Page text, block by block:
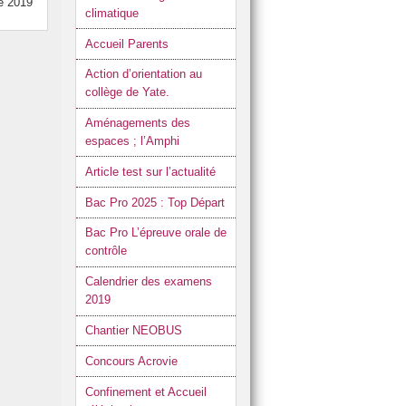
climatique
Accueil Parents
Action d’orientation au
collège de Yate.
Aménagements des
espaces ; l’Amphi
Article test sur l’actualité
Bac Pro 2025 : Top Départ
Bac Pro L’épreuve orale de
contrôle
Calendrier des examens
2019
Chantier NEOBUS
Concours Acrovie
Confinement et Accueil